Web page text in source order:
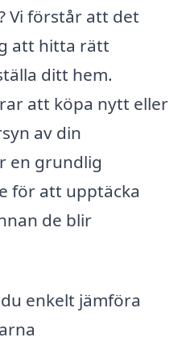
Vi förstår att det
att hitta rätt
ditt hem.
att köpa nytt eller
av din
en grundlig
för att upptäcka
de blir
enkelt jämföra